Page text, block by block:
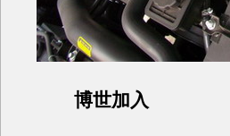
博世加入